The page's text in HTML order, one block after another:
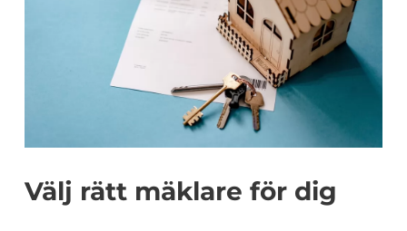
Välj rätt mäklare för dig